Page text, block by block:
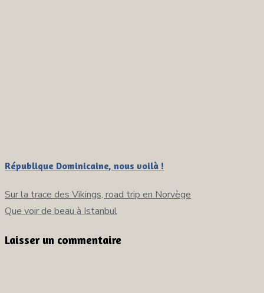
République Dominicaine, nous voilà !
Navigation
l’article
Sur la trace des Vikings, road trip en Norvège
Que voir de beau à Istanbul
Laisser un commentaire